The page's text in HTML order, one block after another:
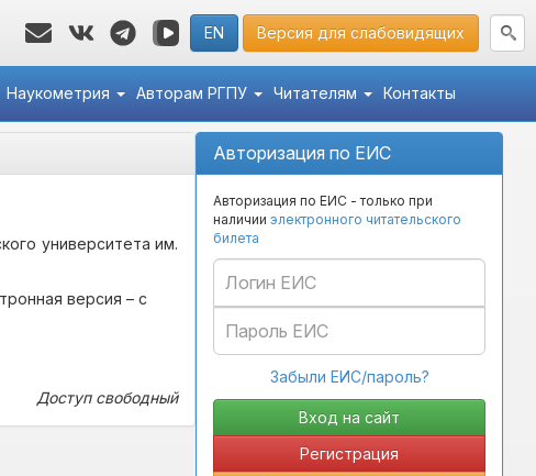
EN Версия для слабовидящих
Наукометрия Авторам РГПУ Читателям Контакты
Авторизация по ЕИС
Авторизация по ЕИС - только при
наличии электронного читательского
билета
Забыли ЕИС/пароль?
Регистрация
университета им.
версия – с
Доступ свободный